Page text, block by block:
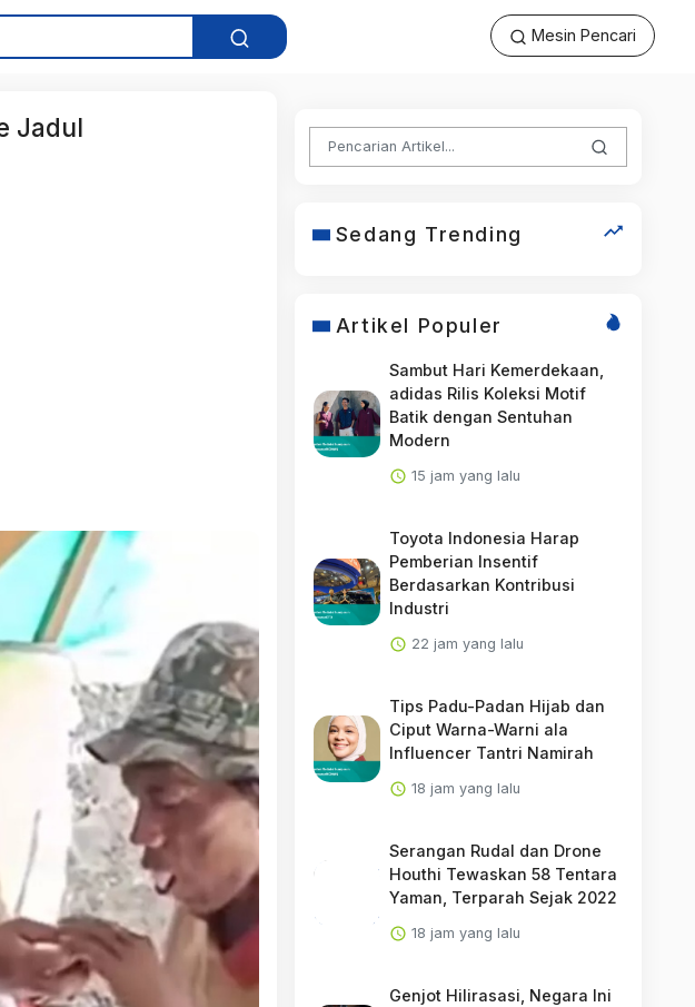
Mesin Pencari
Jadul
Sedang Trending
Artikel Populer
Sambut Hari Kemerdekaan,
adidas Rilis Koleksi Motif
Batik dengan Sentuhan
Modern
15 jam yang lalu
Toyota Indonesia Harap
Pemberian Insentif
Berdasarkan Kontribusi
Industri
22 jam yang lalu
Tips Padu-Padan Hijab dan
Ciput Warna-Warni ala
Influencer Tantri Namirah
18 jam yang lalu
Serangan Rudal dan Drone
Houthi Tewaskan 58 Tentara
Yaman, Terparah Sejak 2022
18 jam yang lalu
Genjot Hilirasasi, Negara Ini